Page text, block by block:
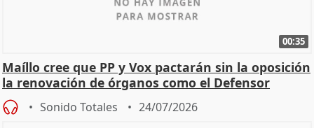
00:35
Maíllo cree que PP y Vox pactarán sin la oposición
la renovación de órganos como el Defensor
Sonido Totales 24/07/2026